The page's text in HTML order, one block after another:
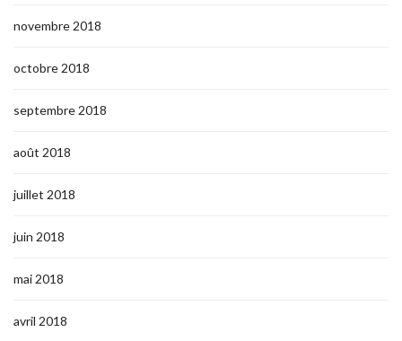
novembre 2018
octobre 2018
septembre 2018
août 2018
juillet 2018
juin 2018
mai 2018
avril 2018